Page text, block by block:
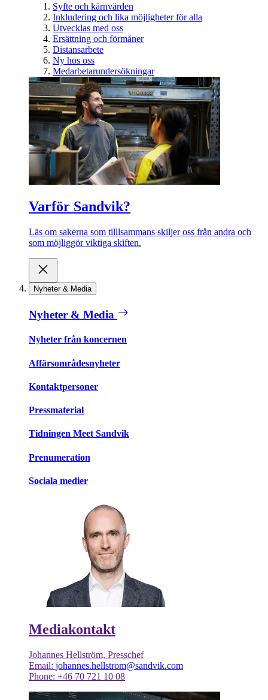
Syfte och kärnvärden
Inkludering och lika möjligheter för alla
Utvecklas med oss
Ersättning och förmåner
Distansarbete
Ny hos oss
Medarbetarundersökningar
Varför Sandvik?
Läs om sakerna som tilllsammans skiljer oss från andra och
som möjliggör viktiga skiften.
Nyheter & Media
Nyheter & Media
Nyheter från koncernen
Affärsområdesnyheter
Kontaktpersoner
Pressmaterial
Tidningen Meet Sandvik
Prenumeration
Sociala medier
Mediakontakt
Johannes Hellström, Presschef
Email: johannes.hellstrom@sandvik.com
Phone: +46 70 721 10 08